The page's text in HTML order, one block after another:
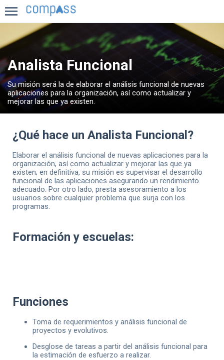
INICIO
COMPASS
BLOG
Analista Funcional
Su misión será la de elaborar el análisis funcional de nuevas
aplicaciones para la organización, así como actualizar y
mejorar las que ya existen.
¿Qué hace un Analista Funcional?
Elaborar el análisis funcional de nuevas aplicaciones para la
organización, así como actualizar y mejorar las que ya
existen; en definitiva, su misión es supervisar el desarrollo
funcional de las aplicaciones asegurando un rendimiento
adecuado. Por otro lado, presta asesoramiento a los
usuarios sobre cualquier problema que surja con los
programas.
Formación y escuelas:
Funciones
Toma de requerimientos y análisis funcional de
proyectos y evolutivos.
Desglose de tareas a partir del análisis funcional para
la estimación de esfuerzo a realizar.